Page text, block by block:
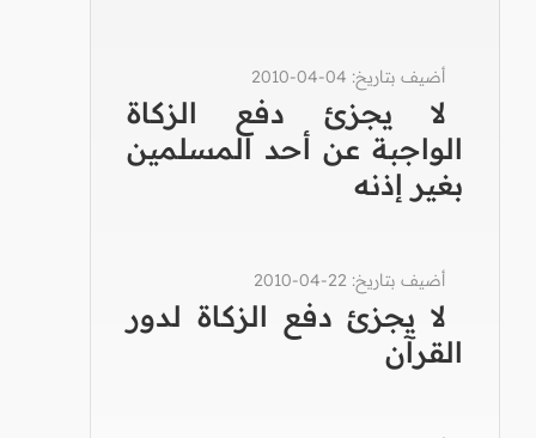
أضيف بتاريخ: 04-04-2010
لا يجزئ دفع الزكاة
الواجبة عن أحد المسلمين
بغير إذنه
أضيف بتاريخ: 22-04-2010
لا يجزئ دفع الزكاة لدور
القرآن